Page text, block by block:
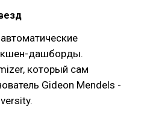
дашборды.
который сам
Gideon Mendels -